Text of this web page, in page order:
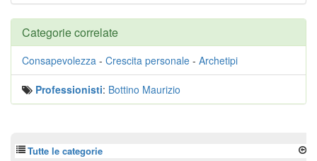
Categorie correlate
Consapevolezza - Crescita personale - Archetipi
Professionisti: Bottino Maurizio
Tutte le categorie